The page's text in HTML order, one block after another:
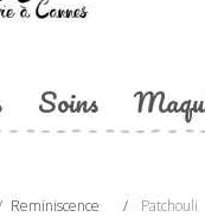
Soins
Reminiscence Patchouli